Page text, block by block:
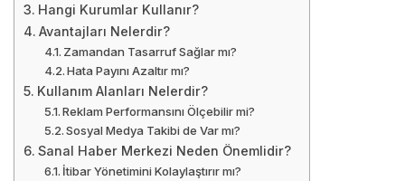
Hangi Kurumlar Kullanır?
Avantajları Nelerdir?
Zamandan Tasarruf Sağlar mı?
Hata Payını Azaltır mı?
Kullanım Alanları Nelerdir?
Reklam Performansını Ölçebilir mi?
Sosyal Medya Takibi de Var mı?
Sanal Haber Merkezi Neden Önemlidir?
İtibar Yönetimini Kolaylaştırır mı?